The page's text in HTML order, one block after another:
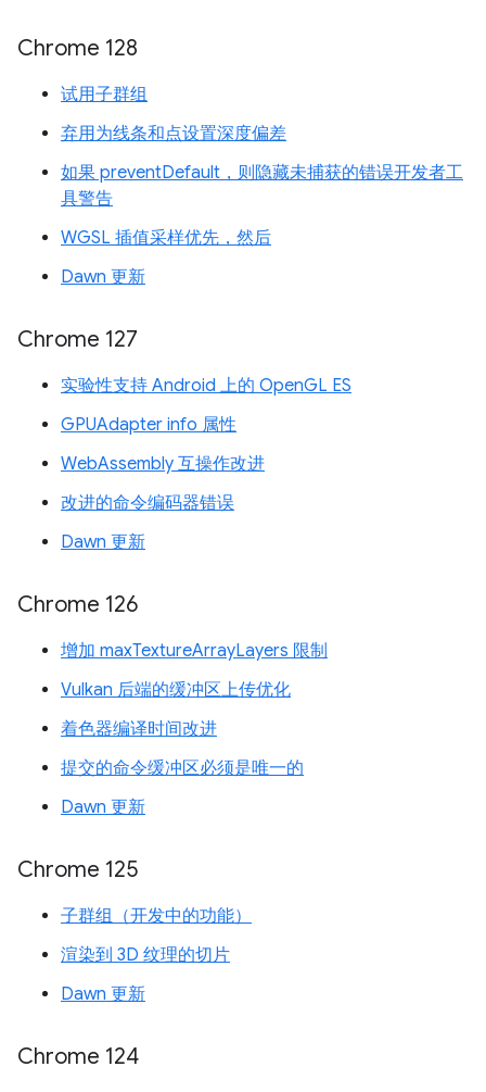
Chrome 128
试用子群组
弃用为线条和点设置深度偏差
如果 preventDefault，则隐藏未捕获的错误开发者工
具警告
WGSL 插值采样优先，然后
Dawn 更新
Chrome 127
实验性支持 Android 上的 OpenGL ES
GPUAdapter info 属性
WebAssembly 互操作改进
改进的命令编码器错误
Dawn 更新
Chrome 126
增加 maxTextureArrayLayers 限制
Vulkan 后端的缓冲区上传优化
着色器编译时间改进
提交的命令缓冲区必须是唯一的
Dawn 更新
Chrome 125
子群组（开发中的功能）
渲染到 3D 纹理的切片
Dawn 更新
Chrome 124